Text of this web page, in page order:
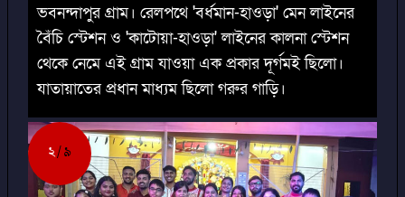
ভবনন্দাপুর গ্রাম। রেলপথে 'বর্ধমান-হাওড়া' মেন লাইনের
বৈঁচি স্টেশন ও 'কাটোয়া-হাওড়া' লাইনের কালনা স্টেশন
থেকে নেমে এই গ্রাম যাওয়া এক প্রকার দূর্গমই ছিলো।
যাতায়াতের প্রধান মাধ্যম ছিলো গরুর গাড়ি।
২ ৯